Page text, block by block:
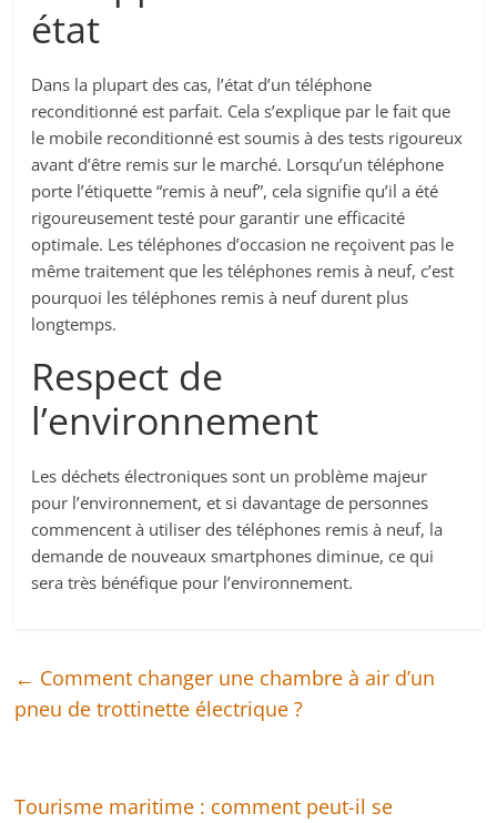
état
Dans la plupart des cas, l’état d’un téléphone
reconditionné est parfait. Cela s’explique par le fait que
le mobile reconditionné est soumis à des tests rigoureux
avant d’être remis sur le marché. Lorsqu’un téléphone
porte l’étiquette “remis à neuf”, cela signifie qu’il a été
rigoureusement testé pour garantir une efficacité
optimale. Les téléphones d’occasion ne reçoivent pas le
même traitement que les téléphones remis à neuf, c’est
pourquoi les téléphones remis à neuf durent plus
longtemps.
Respect de
l’environnement
Les déchets électroniques sont un problème majeur
pour l’environnement, et si davantage de personnes
commencent à utiliser des téléphones remis à neuf, la
demande de nouveaux smartphones diminue, ce qui
sera très bénéfique pour l’environnement.
← Comment changer une chambre à air d’un
pneu de trottinette électrique ?
Tourisme maritime : comment peut-il se